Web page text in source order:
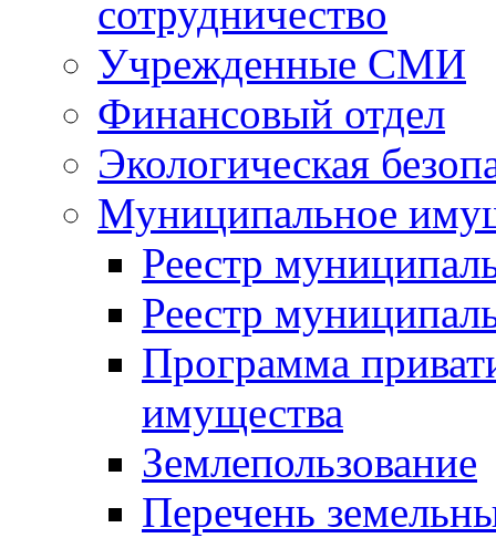
сотрудничество
Учрежденные СМИ
Финансовый отдел
Экологическая
Муниципальное
Реестр
Реестр
Программа
имущества
Землепользование
Перечень